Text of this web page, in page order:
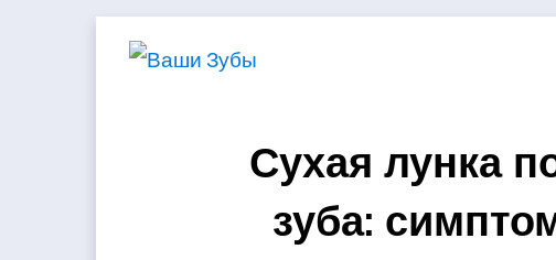
Сухая лунка
зуба: